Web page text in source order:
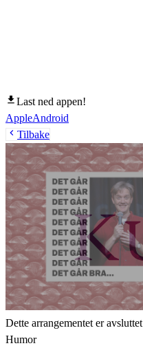
Last ned appen!
AppleAndroid
Tilbake
Dette arrangementet er avsluttet
Humor